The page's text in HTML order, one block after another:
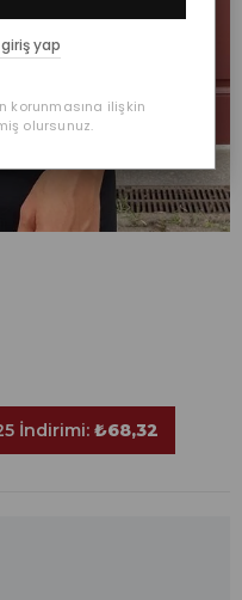
İndirimi: ₺68,32
yap
korunmasına ilişkin
olursunuz.